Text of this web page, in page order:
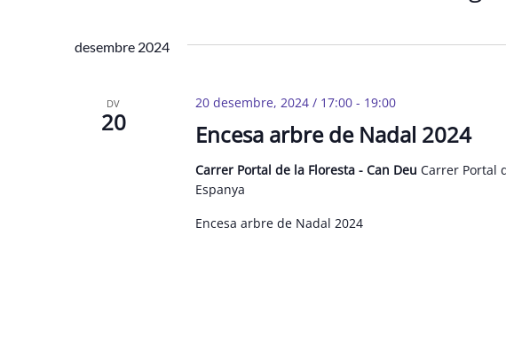
d'Esdeveniments
per
una
desembre 2024
DV
20 Encesa arbre de Nadal 2024
20 desembre, 2024 / 17:00- 19:00
Carrer Portal de la Floresta - Can Deu Carrer Portal
Espanya
Encesa arbre de Nadal 2024